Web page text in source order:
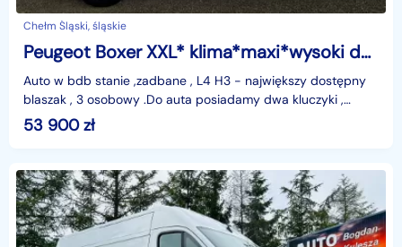
Chełm Śląski, śląskie
Peugeot Boxer XXL* klima*maxi*wysoki dach*
Auto w bdb stanie ,zadbane , L4 H3 - największy dostępny
blaszak , 3 osobowy .Do auta posiadamy dwa kluczyki ,
książki serwisowe ,itp .Całe auto w oryginal
53 900zł